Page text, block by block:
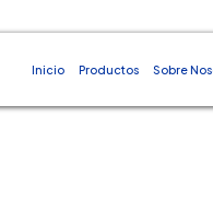
Inicio Productos Sobre